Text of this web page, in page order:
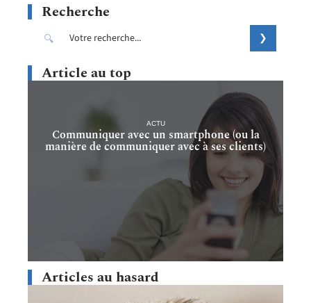
Recherche
Article au top
ACTU
Communiquer avec un smartphone (ou la
manière de communiquer avec à ses clients)
Articles au hasard